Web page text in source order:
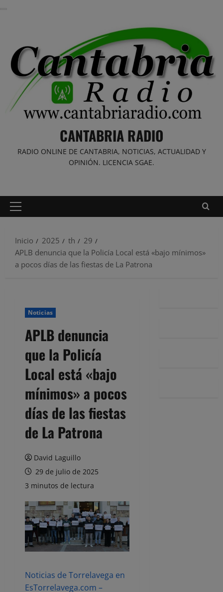
CANTABRIA RADIO
RADIO ONLINE DE CANTABRIA, NOTICIAS, ACTUALIDAD Y
OPINIÓN. LICENCIA SGAE.
Menú
Inicio
2025 th
29
APLB denuncia que la Policía Local está «bajo mínimos»
a pocos días de las fiestas de La Patrona
Noticias
APLB denuncia
que la Policía
Local está «bajo
mínimos» a pocos
días de las fiestas
de La Patrona
David Laguillo
29 de julio de 2025
3 minutos de lectura
Noticias de Torrelavega en
EsTorrelavega.com –